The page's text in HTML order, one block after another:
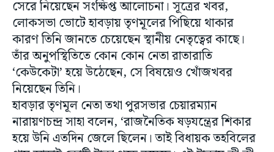
সেরে নিয়েছেন সংক্ষিপ্ত আলোচনা। সূত্রের খবর,
লোকসভা ভোটে হাবড়ায় তৃণমূলের পিছিয়ে থাকার
কারণ তিনি জানতে চেয়েছেন স্থানীয় নেতৃত্বের কাছে।
তাঁর অনুপস্থিতিতে কোন কোন নেতা রাতারাতি
‘কেউকেটা’ হয়ে উঠেছেন, সে বিষয়েও খোঁজখবর
নিয়েছেন তিনি।
হাবড়ার তৃণমূল নেতা তথা পুরসভার চেয়ারম্যান
নারায়ণচন্দ্র সাহা বলেন, ‘রাজনৈতিক ষড়যন্ত্রের শিকার
হয়ে উনি এতদিন জেলে ছিলেন। তাই বিধায়ক তহবিলের